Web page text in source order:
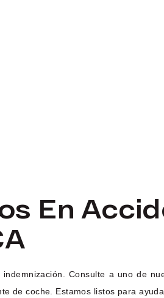
En
Consulte a uno de
de coche. Estamos listos para